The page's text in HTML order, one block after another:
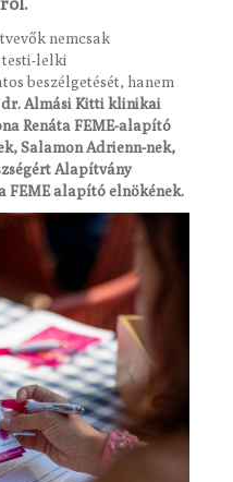
nemcsak
lelki
beszélgetését, hanem
dr. Almási Kitti klinikai
Renáta FEME-alapító
Salamon Adrienn-nek,
Alapítvány
FEME alapító elnökének.